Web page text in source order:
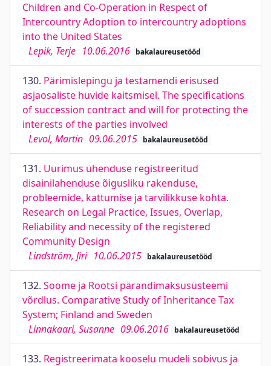
Children and Co-Operation in Respect of
Intercountry Adoption to intercountry adoptions
into the United States
Lepik, Terje 10.06.2016 bakalaureusetööd
130. Pärimislepingu ja testamendi erisused
asjaosaliste huvide kaitsmisel. The specifications
of succession contract and will for protecting the
interests of the parties involved
Levol, Martin 09.06.2015 bakalaureusetööd
131. Uurimus ühenduse registreeritud
disainilahenduse õigusliku rakenduse,
probleemide, kattumise ja tarvilikkuse kohta.
Research on Legal Practice, Issues, Overlap,
Reliability and necessity of the registered
Community Design
Lindström, Jiri 10.06.2015 bakalaureusetööd
132. Soome ja Rootsi pärandimaksusüsteemi
võrdlus. Comparative Study of Inheritance Tax
System; Finland and Sweden
Linnakaari, Susanne 09.06.2016 bakalaureusetööd
133. Registreerimata kooselu mudeli sobivus ja